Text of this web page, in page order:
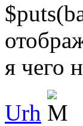
я чего
Urh